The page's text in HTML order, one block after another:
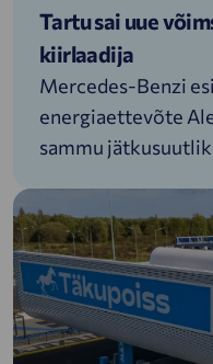
Tartu sai uue
kiirlaadija
Mercedes-Benzi
energiaettevõte
sammu
suunas. Kahe
paigaldati Veho
kilovatine avalik
laadida kuni 3
Kaasiku sõnul on